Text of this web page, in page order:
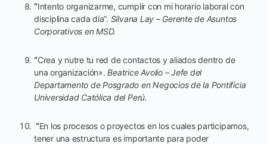
“Intento organizarme, cumplir con mi horario laboral con
disciplina cada día”. Silvana Lay – Gerente de Asuntos
Corporativos en MSD.
“Crea y nutre tu red de contactos y aliados dentro de
una organización».Beatrice Avolio – Jefe del
Departamento de Posgrado en Negocios de la Pontificia
Universidad Católica del Perú.
“En los procesos o proyectos en los cuales participamos,
tener una estructura es importante para poder